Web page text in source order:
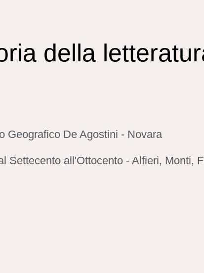
della
Geografico De Agostini - Novara
Settecento all'Ottocento - Alfieri, Monti,